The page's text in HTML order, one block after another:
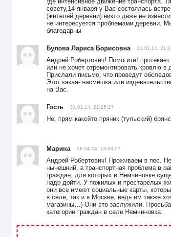
совету,14 января у Вас состоялась
(жителей деревни) никто даже не
не интересуется проблемами деревни.
благодарны
Булова Лариса Борисовна 31.01.14,
Андрей Робертович! Помогите!
или не хочет отремонтировать кровлю
Прислали письмо, что проведут
Этот какая- насмешка или
на Вас.
Гость 31.01.14, 21:25:17
Не, прям какойто пряник (тульский)
Марина 08.04.14, 13:33:57
Андрей Робертович! Проживаем в пос.
нынешний, а транспортная проблема в
граждан, для которых в Немчиновке
надо дойти. У пожилых и престарелых
они все имеют социальные карты,
в селе, так и в Москве, ведь им также
магазины…) Они это заслужили.
категории граждан в селе Немчиновка.